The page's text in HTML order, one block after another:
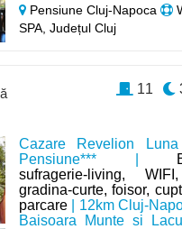
Pensiune Cluj-Napoca
SPA, Județul Cluj
Cazare Revelion
Pensiune*** |
sufragerie-living,
gradina-curte, foisor,
parcare | 12km Cluj-
Baisoara Munte si
11